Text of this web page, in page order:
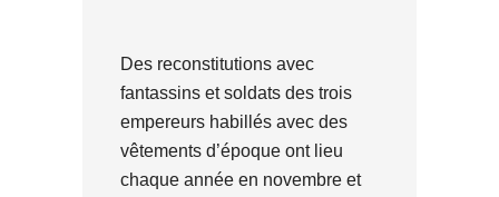
Des reconstitutions avec
fantassins et soldats des trois
empereurs habillés avec des
vêtements d’époque ont lieu
chaque année en novembre et